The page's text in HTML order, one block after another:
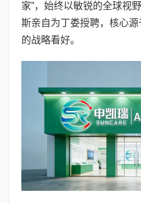
家”，始终以敏锐的全球视
斯亲自为丁娄授聘，核心
的战略看好。